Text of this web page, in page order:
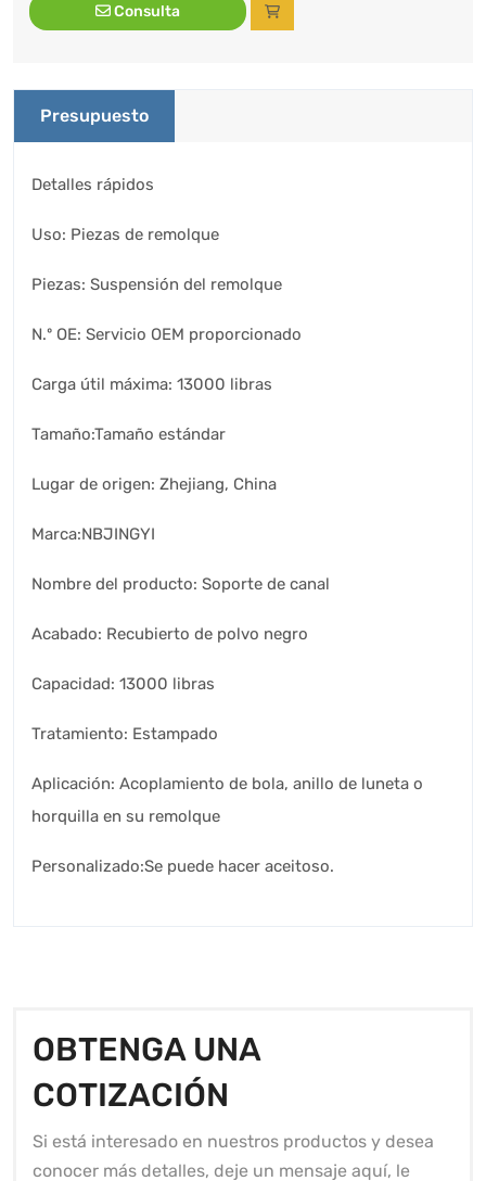
Consulta
Presupuesto
Detalles rápidos
Uso: Piezas de remolque
Piezas: Suspensión del remolque
N.º OE: Servicio OEM proporcionado
Carga útil máxima: 13000 libras
Tamaño:Tamaño estándar
Lugar de origen: Zhejiang, China
Marca:NBJINGYI
Nombre del producto: Soporte de canal
Acabado: Recubierto de polvo negro
Capacidad: 13000 libras
Tratamiento: Estampado
Aplicación: Acoplamiento de bola, anillo de luneta o
horquilla en su remolque
Personalizado:Se puede hacer aceitoso.
OBTENGA UNA
COTIZACIÓN
Si está interesado en nuestros productos y desea
conocer más detalles, deje un mensaje aquí, le